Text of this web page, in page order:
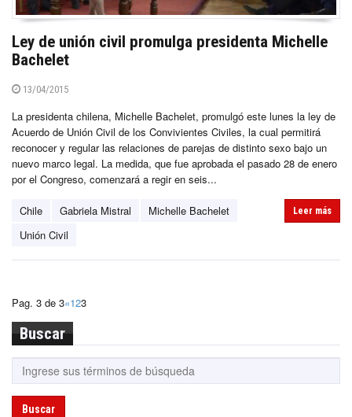
Ley de unión civil promulga presidenta Michelle
Bachelet
13/04/2015
La presidenta chilena, Michelle Bachelet, promulgó este lunes la ley de
Acuerdo de Unión Civil de los Convivientes Civiles, la cual permitirá
reconocer y regular las relaciones de parejas de distinto sexo bajo un
nuevo marco legal. La medida, que fue aprobada el pasado 28 de enero
por el Congreso, comenzará a regir en seis...
Chile Gabriela Mistral
Michelle Bachelet
Unión Civil
Leer más
Pag. 3 de 3«123
Buscar
Buscar